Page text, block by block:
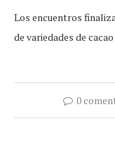
Los encuentros
de variedades de
0